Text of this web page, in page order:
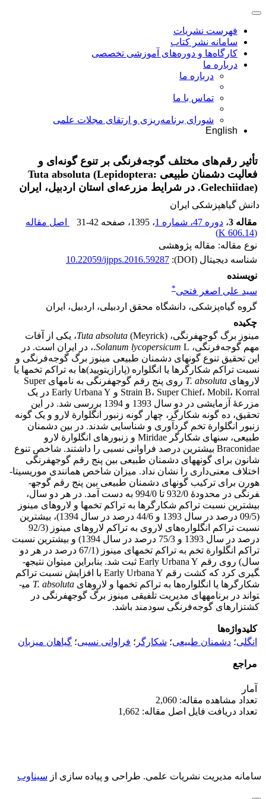
فهرست نشریات
سامانه نشر کتاب
کارگاه‌ها و دوره‌های آموزشی تخصصی
درباره ما
درباره ما
تماس با ما
شورای برنامه‌ریزی و ارتقای مجلات علمی
English
تأثیر رقم‌های مختلف گوجه‌فرنگی بر تنوع گونه‌ای و
فعالیت دشمنان طبیعی Tuta absoluta (Lepidoptera:
Gelechiidae). در شرایط مزرعه‌ای استان اردبیل، ایران
دانش گیاهپزشکی ایران
مقاله 3
، دوره 47، شماره 1 ، 1395 ، صفحه 31-42
اصل مقاله
(
606.14 K
)
نوع مقاله: مقاله پژوهشی
شناسه دیجیتال (DOI):
10.22059/ijpps.2016.59287
نویسنده
سید علی اصغر فتحی*
گروه گیاه‌پزشکی، دانشگاه محقق اردبیلی، اردبیل، ایران
چکیده
مینوز برگ گوجه­فرنگی،
Tuta absoluta(Meyrick)، یکی از آفات
مهم گوجه‌فرنگی،
Solanum lycopersicumL.، در ایران است. در
این تحقیق تنوع گونه­ای دشمنان طبیعی مینوز برگ گوجه‌فرنگی و
نسبت تراکم شکارگرها یا انگلواره (پارازیتویید)ها به تراکم تخم­ها یا
لاروهای T. absoluta
روی پنج رقم گوجه­فرنگی به نام­های Super
Strain B، Super Chief، Mobil، Korral و Early Urbana Y در یک
مزرعۀ آزمایشی در دو سال 1393 و 1394 بررسی شد. در این
تحقیق، ده گونه شکارگر، چهار گونه زنبور انگلوارة لارو و یک گونه
زنبور انگلوارة تخم گرد­آوری و شناسایی شدند. در بین دشمنان
طبیعی، سن­های شکارگر Miridae و زنبورهای انگلوارة لارو
Braconidae بیشترین درصد فراوانی نسبی را داشتند. شاخص تنوع
شانون برای گونه­های دشمنان طبیعی بین پنج رقم گوجه­فرنگی
اختلاف معنی‌داری را نشان نداد. میزان شاخص همانندی موریسیتا-
هورن برای ترکیب گونه­ای دشمنان طبیعی بین پنج رقم­ گوجه­
فرنگی در محدودۀ 932/0 تا 994/0 به دست آمد. در هر دو سال،
بیشترین نسبت تراکم شکارگرها به تراکم تخم­ها و لاروهای مینوز
(09/5 درصد در سال 1393 و 44/6 درصد در سال 1394)، بیشترین
نسبت تراکم انگلواره‌های لاروی به تراکم لاروهای مینوز (92/3
درصد در سال 1393 و 75/3 درصد در سال 1394) و بیشترین نسبت
تراکم انگلوارة تخم­ به تراکم تخم­های مینوز (67/1 درصد در هر دو
سال) روی رقم Early Urbana Y ثبت شد. بنابراین می­توان نتیجه­
گیری کرد که کشت رقم Early Urbana Y با افزایش نسبت تراکم
شکارگرها یا انگلواره‌ها به تراکم تخم­ها و لاروهای T. absolutaمی­
تواند در برنامه­های مدیریت تلفیقی مینوز برگ گوجه­فرنگی در
کشتزارهای گوجه‌فرنگی سودمند باشد.
کلیدواژه‌ها
انگلی؛ دشمنان طبیعی؛ شکارگر ؛ فراوانی نسبی؛ گیاهان میزبان
مراجع
آمار
تعداد مشاهده مقاله: 2,060
تعداد دریافت فایل اصل مقاله: 1,662
سامانه مدیریت نشریات علمی. طراحی و پیاده سازی از سیناوب